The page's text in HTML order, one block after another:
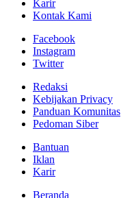
Karir
Kontak Kami
Facebook
Instagram
Twitter
Redaksi
Kebijakan Privacy
Panduan Komunitas
Pedoman Siber
Bantuan
Iklan
Karir
Beranda